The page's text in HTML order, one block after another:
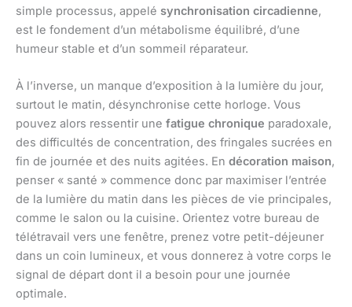
simple processus, appelé synchronisation circadienne,
est le fondement d’un métabolisme équilibré, d’une
humeur stable et d’un sommeil réparateur.
À l’inverse, un manque d’exposition à la lumière du jour,
surtout le matin, désynchronise cette horloge. Vous
pouvez alors ressentir une fatigue chronique paradoxale,
des difficultés de concentration, des fringales sucrées en
fin de journée et des nuits agitées. En décoration maison,
penser « santé » commence donc par maximiser l’entrée
de la lumière du matin dans les pièces de vie principales,
comme le salon ou la cuisine. Orientez votre bureau de
télétravail vers une fenêtre, prenez votre petit-déjeuner
dans un coin lumineux, et vous donnerez à votre corps le
signal de départ dont il a besoin pour une journée
optimale.